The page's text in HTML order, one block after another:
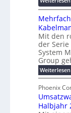
g
d
b
i
le
i
l
Mit den
der
System
Group
Weiterlesen:
Phoenix
Halbjahr